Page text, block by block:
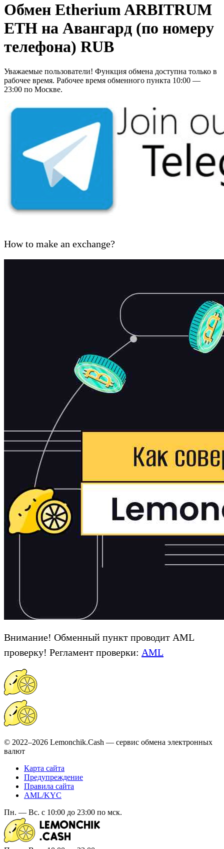
Обмен Etherium ARBITRUM
ETH на Авангард (по номеру
телефона) RUB
Уважаемые пользователи! Функция обмена доступна только в
рабочее время. Рабочее время обменного пункта 10:00 —
23:00 по Москве.
How to make an exchange?
Внимание! Обменный пункт проводит AML
проверку! Регламент проверки: AML
© 2022–2026 Lemonchik.Cash — сервис обмена электронных
валют
Карта сайта
Предупреждение
Правила сайта
AML/KYC
Пн. — Вс. с 10:00 до 23:00 по мск.